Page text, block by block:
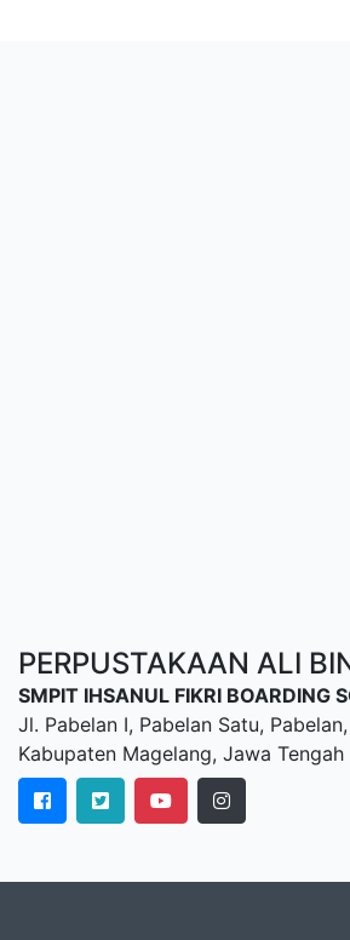
PERPUSTAKAAN ALI
SMPIT IHSANUL FIKRI BOARDING
Jl. Pabelan I, Pabelan Satu,
Kabupaten Magelang, Jawa Tengah